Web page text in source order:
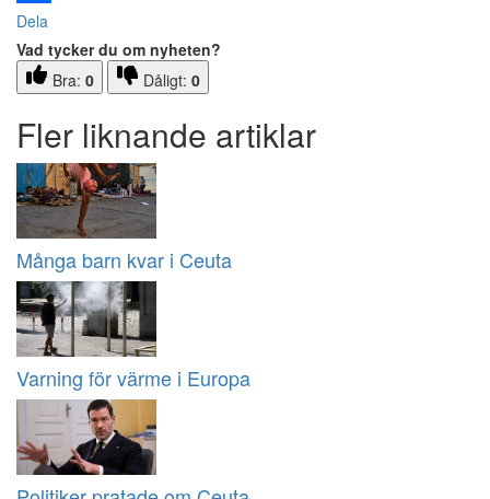
Dela
Vad tycker du om nyheten?
Bra: 0 Dåligt: 0
Fler liknande artiklar
Många barn kvar i Ceuta
Varning för värme i Europa